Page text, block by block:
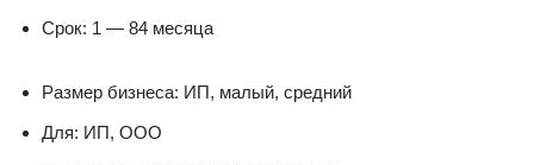
Срок: 1 — 84 месяца
Размер бизнеса: ИП, малый, средний
Для: ИП, ООО